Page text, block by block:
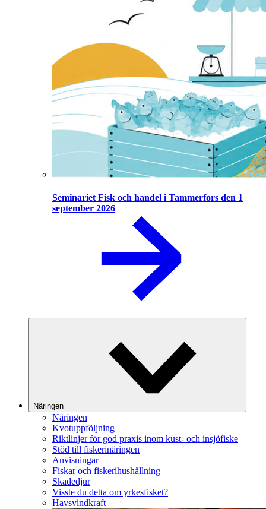
Seminariet Fisk och handel i Tammerfors den 1
september 2026
Näringen
Näringen
Kvotuppföljning
Riktlinjer för god praxis inom kust- och insjöfiske
Stöd till fiskerinäringen
Anvisningar
Fiskar och fiskerihushållning
Skadedjur
Visste du detta om yrkesfisket?
Havsvindkraft